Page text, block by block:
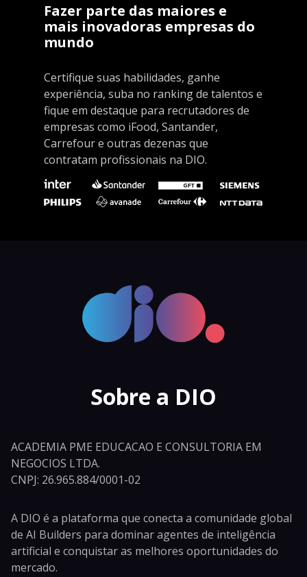
Fazer parte das maiores e
mais inovadoras empresas do
mundo
Certifique suas habilidades, ganhe
experiência, suba no ranking de talentos e
fique em destaque para recrutadores de
empresas como iFood, Santander,
Carrefour e outras dezenas que
contratam profissionais na DIO.
Sobre a DIO
ACADEMIA PME EDUCACAO E CONSULTORIA EM
NEGOCIOS LTDA.
CNPJ: 26.965.884/0001-02
A DIO é a plataforma que conecta a comunidade global
de AI Builders para dominar agentes de inteligência
artificial e conquistar as melhores oportunidades do
mercado.